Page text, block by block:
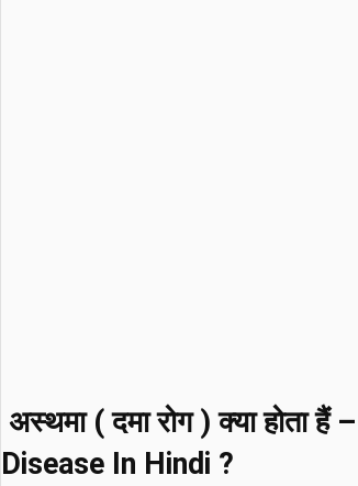
अस्थमा ( दमा रोग ) क्या होता
Disease In Hindi ?